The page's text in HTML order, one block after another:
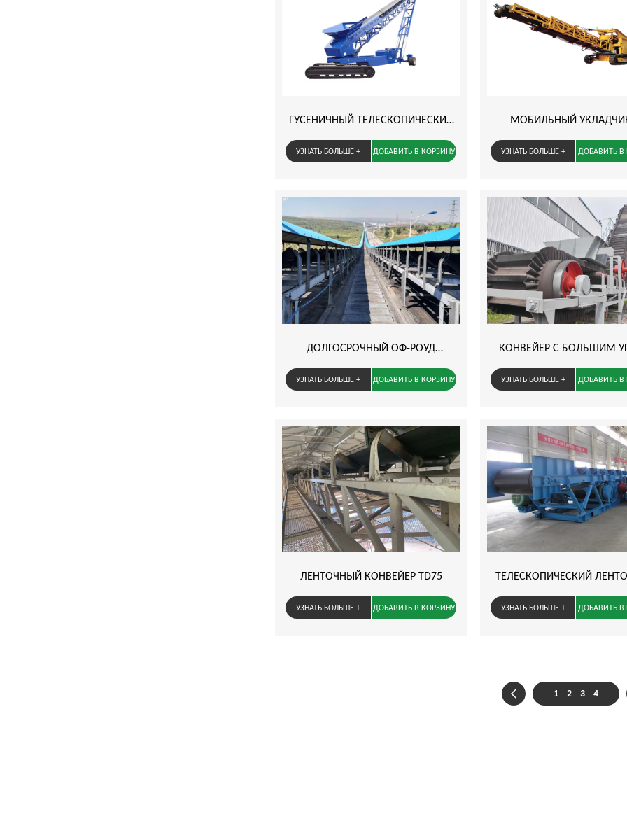
Поля
Оставьте Свое Сообщение
Поля отмеченные звездочкой * обязательны для заполнения.
Имя:*
Телефон:*
Страна:*
Компания:*
Сообщение:*
ПРЕДСТАВИТЬ
ГУСЕНИЧНЫЙ ТЕЛЕСКОПИЧЕСКИЙ
УЗНАТЬ БОЛЬШЕ + ДОБАВИТЬ В КОРЗИНУ
МОБИЛЬНЫЙ
УЗНАТЬ БОЛЬШЕ + ДОБАВИТЬ В
ДОЛГОСРОЧНЫЙ ОФ-РОУД
УЗНАТЬ БОЛЬШЕ + ДОБАВИТЬ В КОРЗИНУ
КОНВЕЙЕР С БОЛЬШИМ
УЗНАТЬ БОЛЬШЕ + ДОБАВИТЬ В
ЛЕНТОЧНЫЙ КОНВЕЙЕР TD75
УЗНАТЬ БОЛЬШЕ + ДОБАВИТЬ В КОРЗИНУ
ТЕЛЕСКОПИЧЕСКИЙ
УЗНАТЬ БОЛЬШЕ + ДОБАВИТЬ В
1 2 3 4